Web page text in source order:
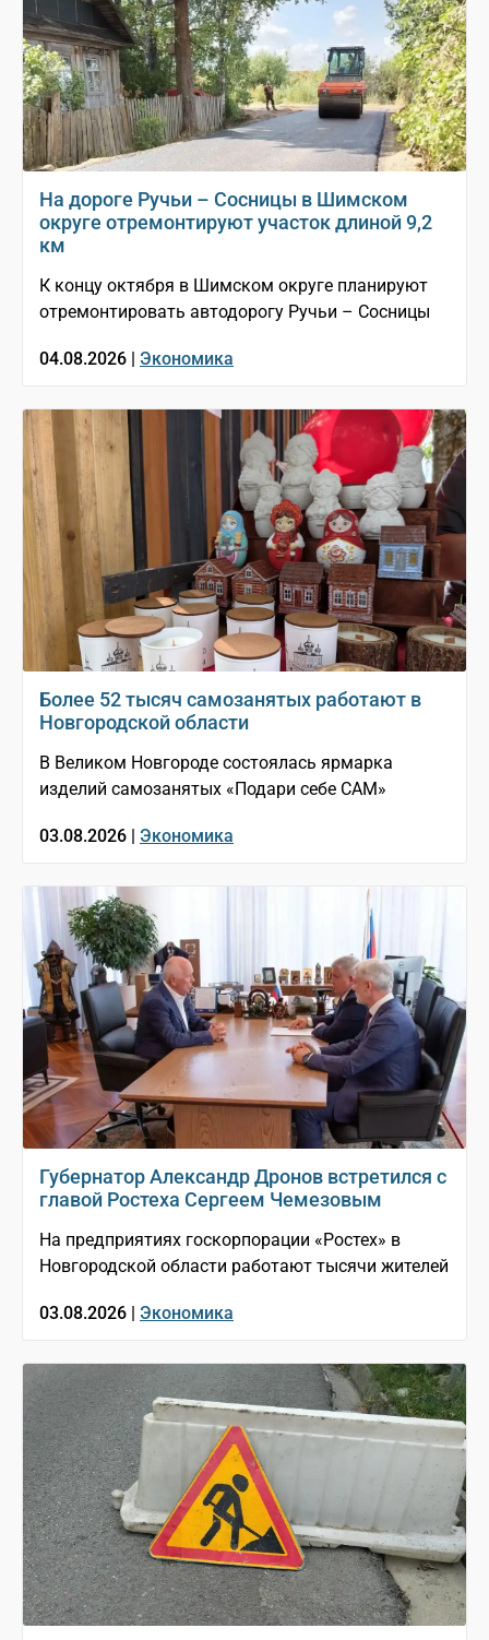
На дороге Ручьи – Сосницы в Шимском
округе отремонтируют участок длиной 9,2
км
К концу октября в Шимском округе планируют
отремонтировать автодорогу Ручьи – Сосницы
04.08.2026 | Экономика
Более 52 тысяч самозанятых работают в
Новгородской области
В Великом Новгороде состоялась ярмарка
изделий самозанятых «Подари себе САМ»
03.08.2026 | Экономика
Губернатор Александр Дронов встретился с
главой Ростеха Сергеем Чемезовым
На предприятиях госкорпорации «Ростех» в
Новгородской области работают тысячи жителей
03.08.2026 | Экономика